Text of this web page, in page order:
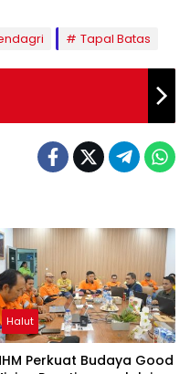
Tapal Batas
Halut
Perkuat Budaya Good